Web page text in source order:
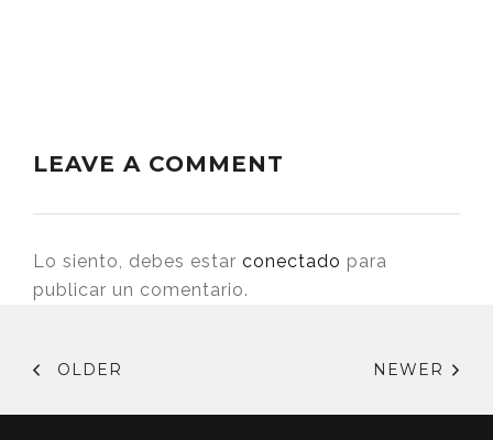
LEAVE A COMMENT
Lo siento, debes estar conectado para
publicar un comentario.
OLDER NEWER